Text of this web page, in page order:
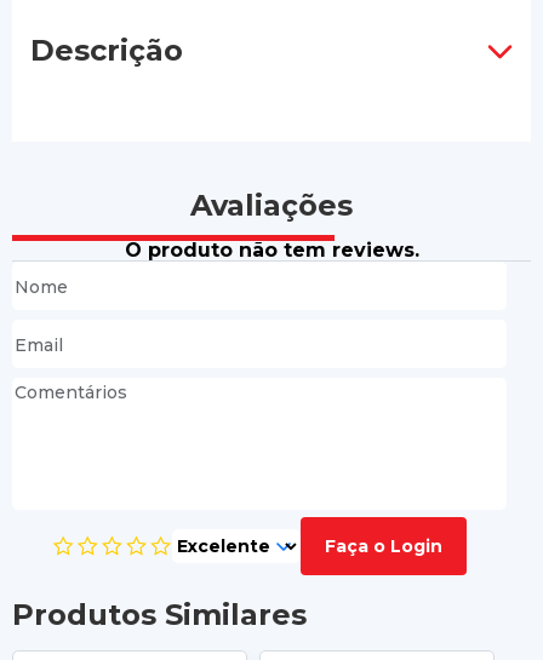
Descrição
Avaliações
O produto não tem reviews.
Faça o Login
Produtos Similares